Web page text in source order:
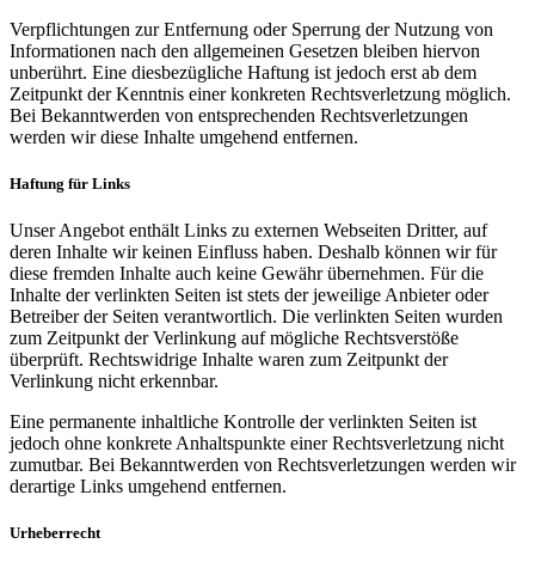
Verpflichtungen zur Entfernung oder Sperrung der Nutzung von
Informationen nach den allgemeinen Gesetzen bleiben hiervon
unberührt. Eine diesbezügliche Haftung ist jedoch erst ab dem
Zeitpunkt der Kenntnis einer konkreten Rechtsverletzung möglich.
Bei Bekanntwerden von entsprechenden Rechtsverletzungen
werden wir diese Inhalte umgehend entfernen.
Haftung für Links
Unser Angebot enthält Links zu externen Webseiten Dritter, auf
deren Inhalte wir keinen Einfluss haben. Deshalb können wir für
diese fremden Inhalte auch keine Gewähr übernehmen. Für die
Inhalte der verlinkten Seiten ist stets der jeweilige Anbieter oder
Betreiber der Seiten verantwortlich. Die verlinkten Seiten wurden
zum Zeitpunkt der Verlinkung auf mögliche Rechtsverstöße
überprüft. Rechtswidrige Inhalte waren zum Zeitpunkt der
Verlinkung nicht erkennbar.
Eine permanente inhaltliche Kontrolle der verlinkten Seiten ist
jedoch ohne konkrete Anhaltspunkte einer Rechtsverletzung nicht
zumutbar. Bei Bekanntwerden von Rechtsverletzungen werden wir
derartige Links umgehend entfernen.
Urheberrecht